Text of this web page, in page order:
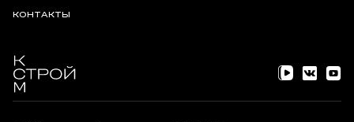
КОНТАКТЫ